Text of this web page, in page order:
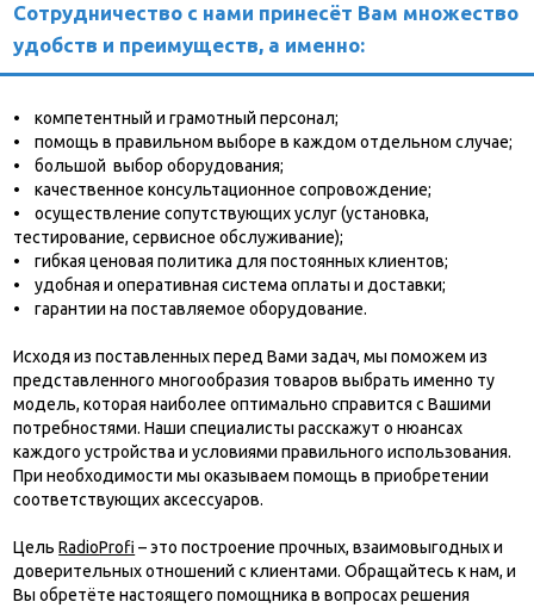
Сотрудничество с нами принесёт Вам множество
удобств и преимуществ, а именно:
• компетентный и грамотный персонал;
• помощь в правильном выборе в каждом отдельном случае;
• большой выбор оборудования;
• качественное консультационное сопровождение;
• осуществление сопутствующих услуг (установка,
тестирование, сервисное обслуживание);
• гибкая ценовая политика для постоянных клиентов;
• удобная и оперативная система оплаты и доставки;
• гарантии на поставляемое оборудование.
Исходя из поставленных перед Вами задач, мы поможем из
представленного многообразия товаров выбрать именно ту
модель, которая наиболее оптимально справится с Вашими
потребностями. Наши специалисты расскажут о нюансах
каждого устройства и условиями правильного использования.
При необходимости мы оказываем помощь в приобретении
соответствующих аксессуаров.
ЦельRadioProfi – это построение прочных, взаимовыгодных и
доверительных отношений с клиентами. Обращайтесь к нам, и
Вы обретёте настоящего помощника в вопросах решения